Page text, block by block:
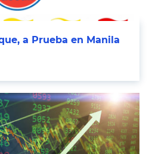
a Prueba en Manila